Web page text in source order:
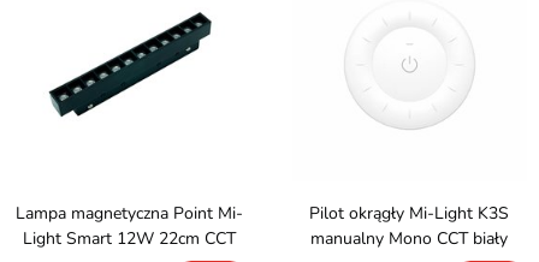
Lampa magnetyczna Point Mi-
Light Smart 12W 22cm CCT
Pilot okrągły Mi-Light K3S
manualny Mono CCT biały